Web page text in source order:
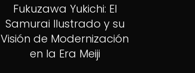
Fukuzawa Yukichi: El
Samurai Ilustrado y su
Visión de Modernización
en la Era Meiji